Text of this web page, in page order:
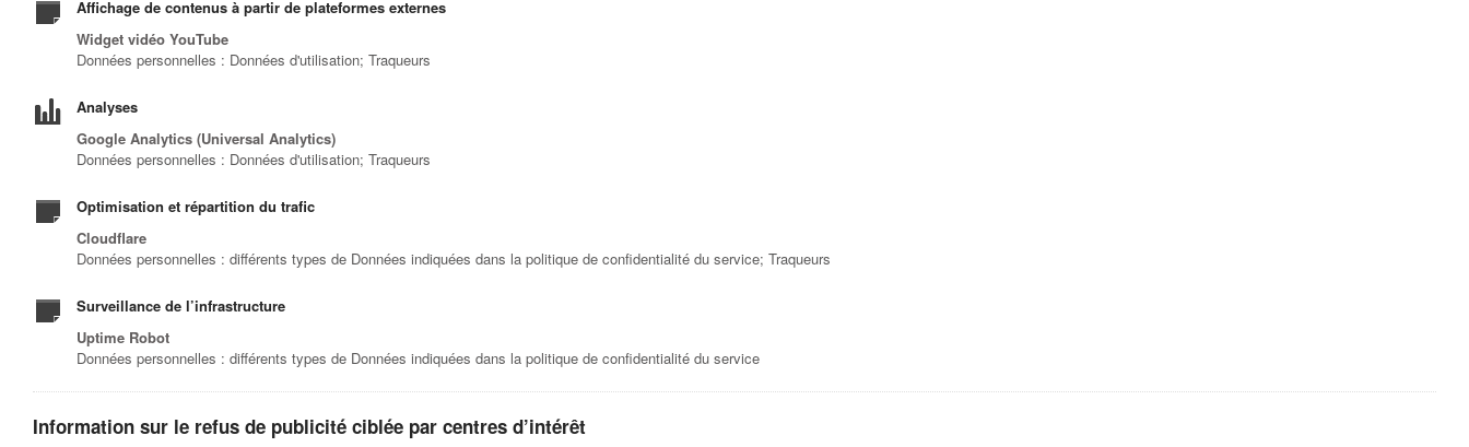
Affichage de contenus à partir de plateformes externes
Widget vidéo YouTube
Données personnelles : Données d'utilisation; Traqueurs
Analyses
Google Analytics (Universal Analytics)
Données personnelles : Données d'utilisation; Traqueurs
Optimisation et répartition du trafic
Cloudflare
Données personnelles : différents types de Données indiquées dans la politique de confidentialité du service; Traqueurs
Surveillance de l’infrastructure
Uptime Robot
Données personnelles : différents types de Données indiquées dans la politique de confidentialité du service
Information sur le refus de publicité ciblée par centres d’intérêt